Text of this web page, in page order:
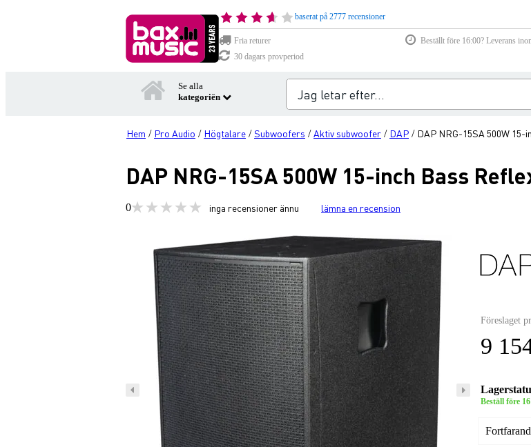
baserat på 2777 recensioner
Fria returer
Beställt före 16:00? Leverans
30 dagars provperiod
Se alla
kategoriën
Hem / Pro Audio / Högtalare /Subwoofers /Aktiv subwoofer / DAP / DAP NRG-15SA 500W
DAP NRG-15SA 500W 15-inch Bass
0 inga recensioner ännu lämna en recension
Föreslaget
9
Beställ före